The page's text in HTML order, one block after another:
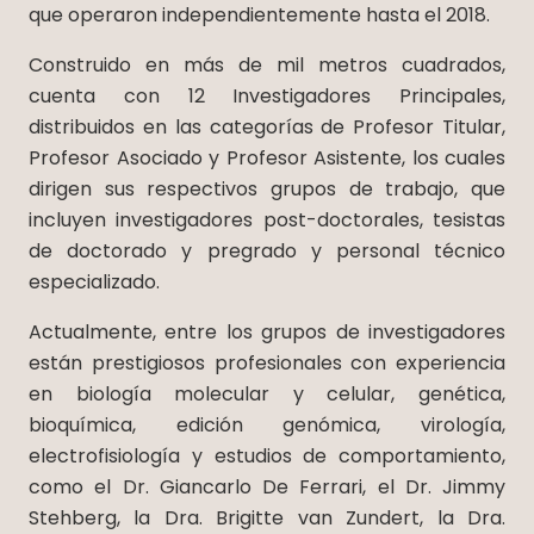
que operaron independientemente hasta el 2018.
Construido en más de mil metros cuadrados,
cuenta con 12 Investigadores Principales,
distribuidos en las categorías de Profesor Titular,
Profesor Asociado y Profesor Asistente, los cuales
dirigen sus respectivos grupos de trabajo, que
incluyen investigadores post-doctorales, tesistas
de doctorado y pregrado y personal técnico
especializado.
Actualmente, entre los grupos de investigadores
están prestigiosos profesionales con experiencia
en biología molecular y celular, genética,
bioquímica, edición genómica, virología,
electrofisiología y estudios de comportamiento,
como el Dr. Giancarlo De Ferrari, el Dr. Jimmy
Stehberg, la Dra. Brigitte van Zundert, la Dra.